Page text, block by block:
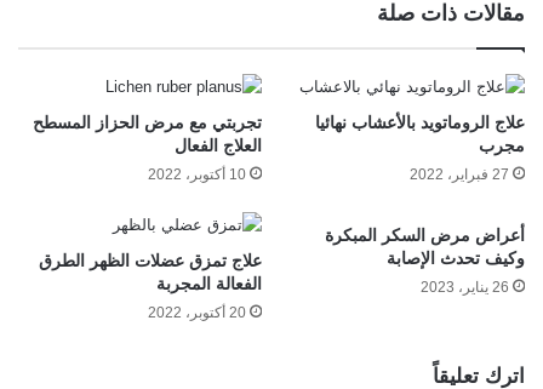
مقالات ذات صلة
علاج الروماتويد بالأعشاب نهائيا
مجرب
27 فبراير، 2022
تجربتي مع مرض الحزاز المسطح
العلاج الفعال
10 أكتوبر، 2022
أعراض مرض السكر المبكرة
وكيف تحدث الإصابة
26 يناير، 2023
علاج تمزق عضلات الظهر الطرق
الفعالة المجربة
20 أكتوبر، 2022
اترك تعليقاً